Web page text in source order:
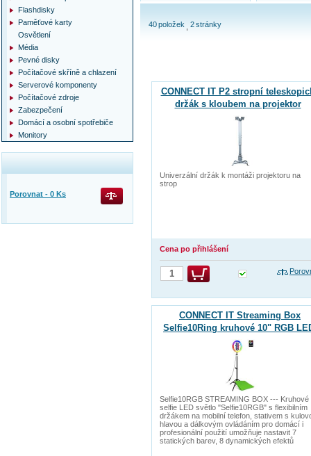
40položek 2stránky
CONNECT IT P2 stropní
držák s kloubem na projektor
Univerzální držák k montáži projektoru na
strop
Cena po přihlášení
CONNECT IT Streaming Box
Selfie10Ring kruhové 10" RGB
světlo
Selfie10RGB STREAMING BOX --- Kruhové
selfie LED světlo "Selfie10RGB" s flexibilním
držákem na mobilní telefon, stativem s
hlavou a dálkovým ovládáním pro domácí i
profesionální použití umožňuje nastavit 7
statických barev, 8 dynamických efektů
Flashdisky
Paměťové karty
Osvětlení
Média
Pevné disky
Počítačové skříně a chlazení
Serverové komponenty
Počítačové zdroje
Zabezpečení
Domácí a osobní spotřebiče
Monitory
Porovnat - 0 Ks